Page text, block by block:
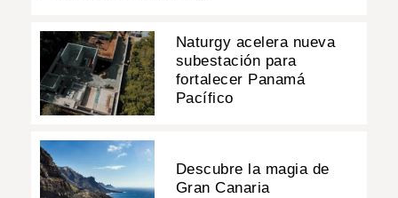
Naturgy acelera nueva
subestación para
fortalecer Panamá
Pacífico
Descubre la magia de
Gran Canaria